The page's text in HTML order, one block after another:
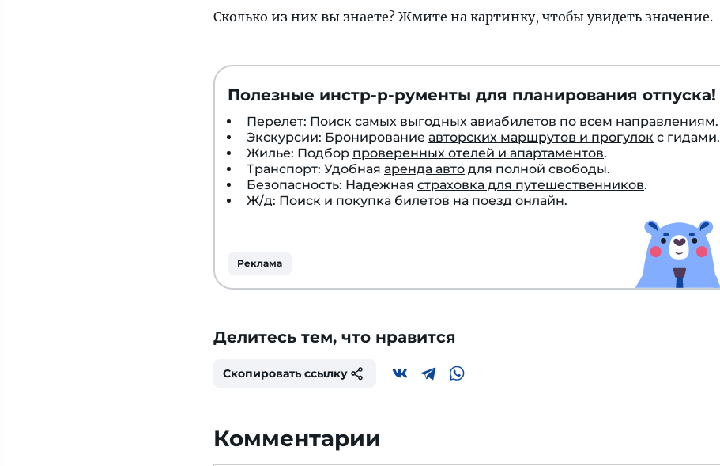
пока
так
широко
известны.
Сколько из них вы знаете? Жмите на картинку, чтобы увидеть значение.
Полезные инстр-р-рументы для планирования отпуска!
Перелет: Поиск самых выгодных авиабилетов по всем направлениям.
Экскурсии: Бронирование авторских маршрутов и прогулок с гидами.
Жилье: Подбор проверенных отелей и апартаментов.
Транспорт: Удобная аренда авто для полной свободы.
Безопасность: Надежная страховка для путешественников.
Ж/д: Поиск и покупка билетов на поезд онлайн.
Реклама
Делитесь тем, что нравится
Скопировать ссылку
Комментарии